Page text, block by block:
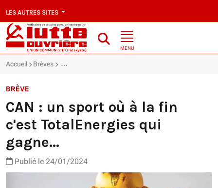
LES AUTRES SITES
MENU
Accueil Brèves CAN : un sport où à la fin c'est TotalEnergies qui
BRÈVE
CAN : un sport où à la fin
c'est TotalEnergies qui
gagne...
Publié le 24/01/2024